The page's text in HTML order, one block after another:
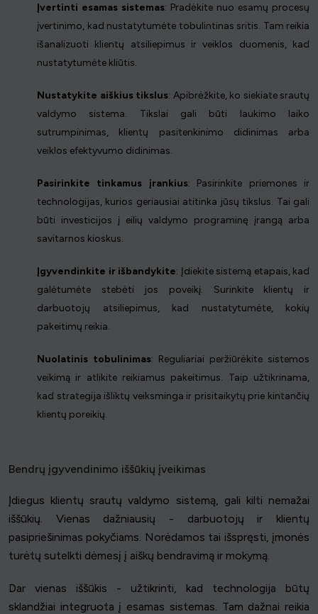
Įvertinti esamas sistemas: Pradėkite nuo esamų procesų
įvertinimo, kad nustatytumėte tobulintinas sritis. Tam reikia
išanalizuoti klientų atsiliepimus ir veiklos duomenis, kad
nustatytumėte kliūtis.
Nustatykite aiškius tikslus: Apibrėžkite, ko siekiate srautų
valdymo sistema. Tikslai gali būti laukimo laiko
sutrumpinimas, klientų pasitenkinimo didinimas arba
veiklos efektyvumo didinimas.
Pasirinkite tinkamus įrankius: Pasirinkite priemones ir
technologijas, kurios geriausiai atitinka jūsų tikslus. Tai gali
būti investicijos į eilių valdymo programinę įrangą arba
savitarnos kioskus.
Įgyvendinkite ir išbandykite: Įdiekite sistemą etapais, kad
galėtumėte stebėti jos poveikį. Surinkite klientų ir
darbuotojų atsiliepimus, kad nustatytumėte, kokių
pakeitimų reikia.
Nuolatinis tobulinimas: Reguliariai peržiūrėkite sistemos
veikimą ir atlikite reikiamus pakeitimus. Taip užtikrinama,
kad strategija išliktų veiksminga ir prisitaikytų prie kintančių
klientų poreikių.
Bendrų įgyvendinimo iššūkių įveikimas
Įdiegus klientų srautų valdymo sistemą, gali kilti nemažai
iššūkių. Vienas dažniausių - darbuotojų ir klientų
pasipriešinimas pokyčiams. Norėdamos tai išspręsti, įmonės
turėtų sutelkti dėmesį į aiškų bendravimą ir mokymą.
Dar vienas iššūkis - užtikrinti, kad technologija būtų
sklandžiai integruota į esamas sistemas. Tam dažnai reikia